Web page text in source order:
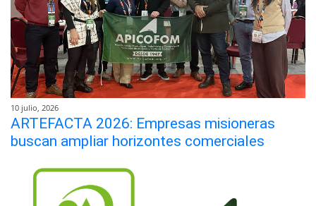
10 julio, 2026
ARTEFACTA 2026: Empresas misioneras
buscan ampliar horizontes comerciales